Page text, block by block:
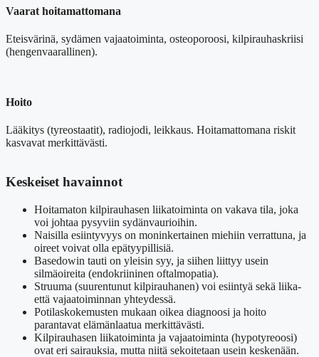
Vaarat hoitamattomana
Eteisvärinä, sydämen vajaatoiminta, osteoporoosi, kilpirauhaskriisi
(hengenvaarallinen).
Hoito
Lääkitys (tyreostaatit), radiojodi, leikkaus. Hoitamattomana riskit
kasvavat merkittävästi.
Keskeiset havainnot
Hoitamaton kilpirauhasen liikatoiminta on vakava tila, joka
voi johtaa pysyviin sydänvaurioihin.
Naisilla esiintyvyys on moninkertainen miehiin verrattuna, ja
oireet voivat olla epätyypillisiä.
Basedowin tauti on yleisin syy, ja siihen liittyy usein
silmäoireita (endokriininen oftalmopatia).
Struuma (suurentunut kilpirauhanen) voi esiintyä sekä liika-
että vajaatoiminnan yhteydessä.
Potilaskokemusten mukaan oikea diagnoosi ja hoito
parantavat elämänlaatua merkittävästi.
Kilpirauhasen liikatoiminta ja vajaatoiminta (hypotyreoosi)
ovat eri sairauksia, mutta niitä sekoitetaan usein keskenään.